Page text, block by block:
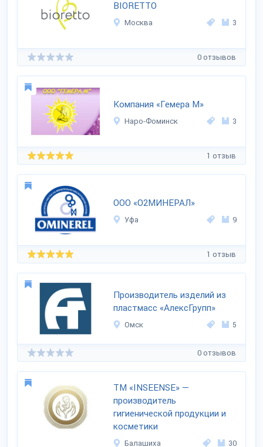
BIORETTO
Москва 3
0 отзывов
Компания «Гемера М»
Наро-Фоминск 3
1 отзыв
ООО «О2МИНЕРАЛ»
Уфа 9
1 отзыв
Производитель изделий из
пластмасс «АлексГрупп»
Омск 5
0 отзывов
ТМ «INSEENSE» —
производитель
гигиенической продукции и
косметики
Балашиха 30